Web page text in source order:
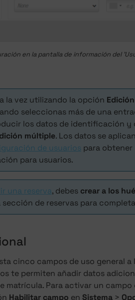
en la pantalla de información del
la vez utilizando la opción
seleccionas más de una
los datos de identificación
múltiple. Los datos se
de usuarios para
para usuarios.
una reserva, debes crear a los
sección de reservas para
cinco campos de uso general a
te permiten añadir datos
matrícula. Para activar un campo
Habilitar campo en Sistema >